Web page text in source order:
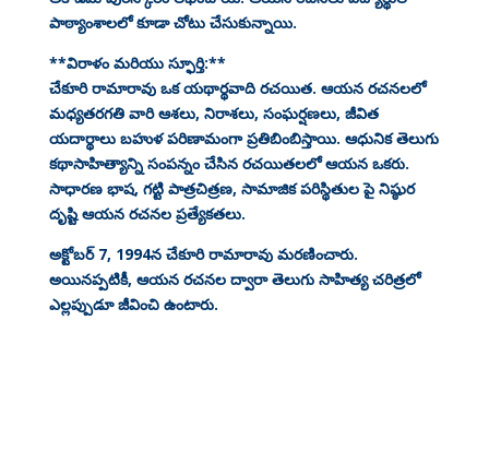
పాఠ్యాంశాలలో కూడా చోటు చేసుకున్నాయి.
**విరాళం మరియు స్ఫూర్తి:**
చేకూరి రామారావు ఒక యథార్థవాది రచయిత. ఆయన రచనలలో
మధ్యతరగతి వారి ఆశలు, నిరాశలు, సంఘర్షణలు, జీవిత
యదార్థాలు బహుళ పరిణామంగా ప్రతిబింబిస్తాయి. ఆధునిక తెలుగు
కథాసాహిత్యాన్ని సంపన్నం చేసిన రచయితలలో ఆయన ఒకరు.
సాధారణ భాష, గట్టి పాత్రచిత్రణ, సామాజిక పరిస్థితుల పై నిష్ఠుర
దృష్టి ఆయన రచనల ప్రత్యేకతలు.
అక్టోబర్ 7, 1994న చేకూరి రామారావు మరణించారు.
అయినప్పటికీ, ఆయన రచనల ద్వారా తెలుగు సాహిత్య చరిత్రలో
ఎల్లప్పుడూ జీవించి ఉంటారు.